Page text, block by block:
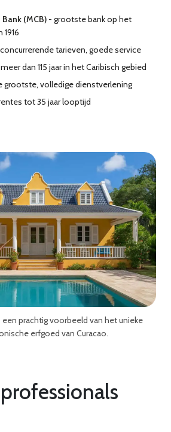
(MCB) - grootste bank op het
tarieven, goede service
dan 115 jaar in het Caribisch gebied
grootste, volledige dienstverlening
tot 35 jaar looptijd
prachtig voorbeeld van het unieke
erfgoed van Curacao.